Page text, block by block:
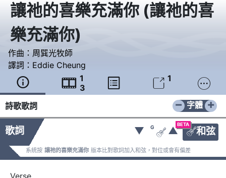
讓祂的喜樂充滿你 (讓祂的喜
樂充滿你)
作曲： 周巽光牧師
譯詞： Eddie Cheung
  1
3
  1 
詩歌歌詞 − +
字體
歌詞
BETA
和弦
▼ G
 ▲
系統按 讓祂的喜樂充滿你 版本比對歌詞加入和弦，對位或會有偏差